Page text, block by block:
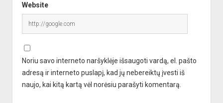
Website
Noriu savo interneto naršyklėje išsaugoti vardą, el. pašto
adresą ir interneto puslapį, kad jų nebereiktų įvesti iš
naujo, kai kitą kartą vėl norėsiu parašyti komentarą.